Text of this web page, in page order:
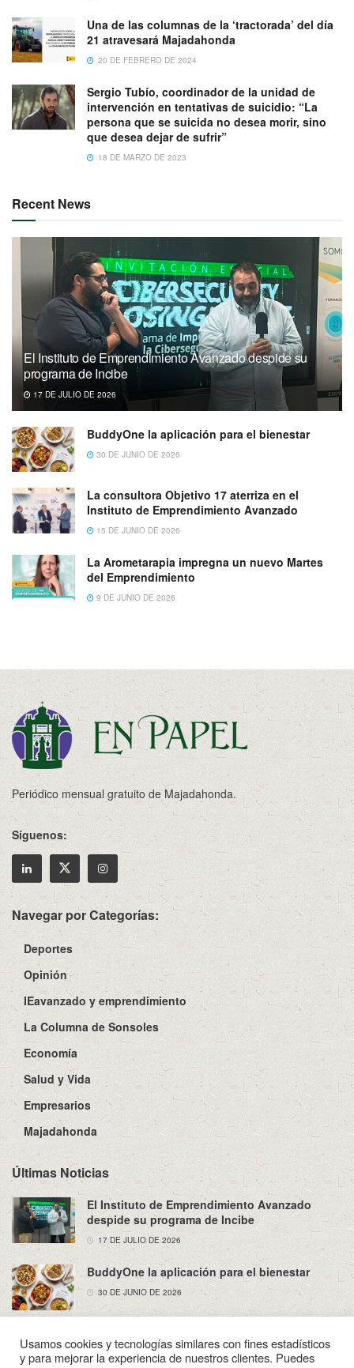
Una de las columnas de la ‘tractorada’ del día
21 atravesará Majadahonda
20 DE FEBRERO DE 2024
Sergio Tubío, coordinador de la unidad de
intervención en tentativas de suicidio: “La
persona que se suicida no desea morir, sino
que desea dejar de sufrir”
18 DE MARZO DE 2023
Recent News
El Instituto de Emprendimiento Avanzado despide su
programa de Incibe
17 DE JULIO DE 2026
BuddyOne la aplicación para el bienestar
30 DE JUNIO DE 2026
La consultora Objetivo 17 aterriza en el
Instituto de Emprendimiento Avanzado
15 DE JUNIO DE 2026
La Arometarapia impregna un nuevo Martes
del Emprendimiento
9 DE JUNIO DE 2026
Periódico mensual gratuito de Majadahonda.
Síguenos:
Navegar por Categorías:
Deportes
Opinión
IEavanzado y emprendimiento
La Columna de Sonsoles
Economía
Salud y Vida
Empresarios
Majadahonda
Últimas Noticias
El Instituto de Emprendimiento Avanzado
despide su programa de Incibe
17 DE JULIO DE 2026
BuddyOne la aplicación para el bienestar
30 DE JUNIO DE 2026
Usamos cookies y tecnologías similares con fines estadísticos
y para mejorar la experiencia de nuestros clientes. Puedes